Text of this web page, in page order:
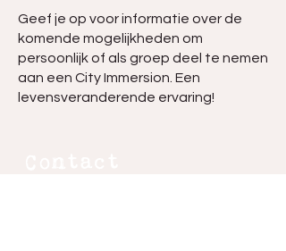
Geef je op voor informatie over de
komende mogelijkheden om
persoonlijk of als groep deel te nemen
aan een City Immersion. Een
levensveranderende ervaring!